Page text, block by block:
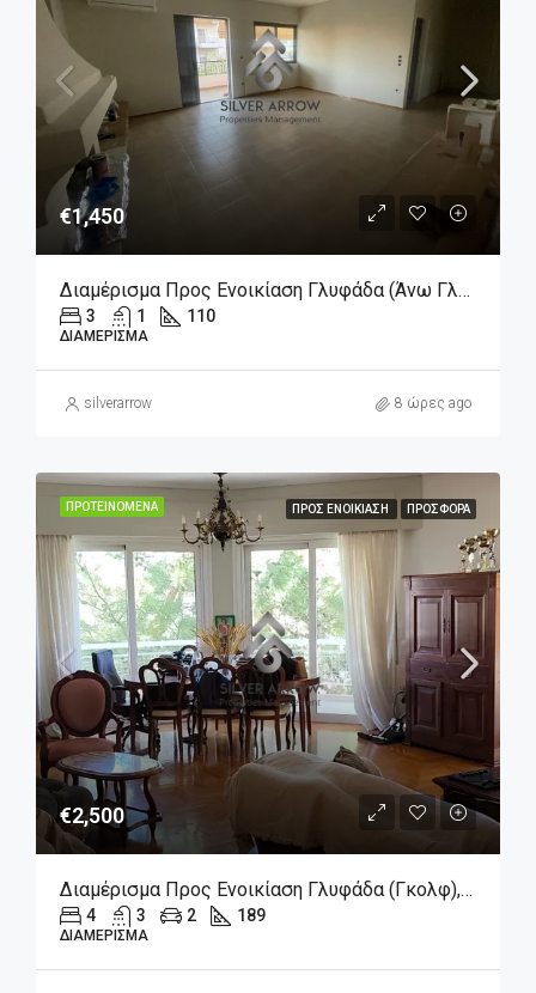
€1,450
Διαμέρισμα Προς Ενοικίαση Γλυφάδα (Άνω Γλυφάδα), 1.450€, 110 Τ.μ.
3 1 110
ΔΙΑΜΈΡΙΣΜΑ
silverarrow 8 ώρες ago
ΠΡΟΤΕΙΝΌΜΕΝΑ ΠΡΟΣ ΕΝΟΙΚΊΑΣΗ ΠΡΟΣΦΟΡΆ
€2,500
Διαμέρισμα Προς Ενοικίαση Γλυφάδα (Γκολφ), 2.500€, 189 Τ.μ.
4 3 2 189
ΔΙΑΜΈΡΙΣΜΑ